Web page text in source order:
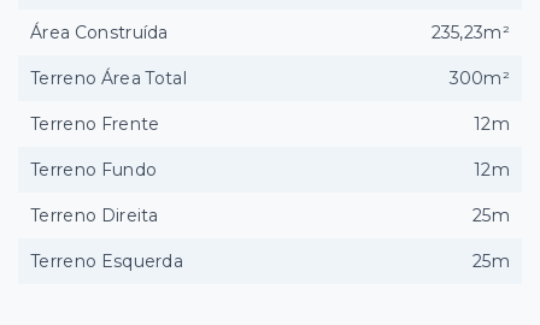
Área Construída 235,23m²
Terreno Área Total 300m²
Terreno Frente 12m
Terreno Fundo 12m
Terreno Direita 25m
Terreno Esquerda 25m